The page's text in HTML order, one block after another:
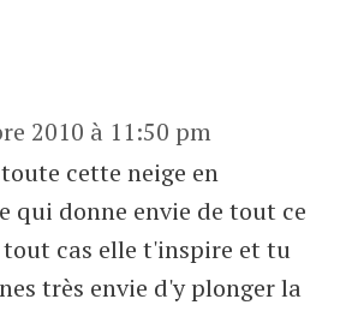
2010 à 11:50 pm
cette neige en
qui donne envie de tout ce
tout cas elle t'inspire et tu
très envie d'y plonger la